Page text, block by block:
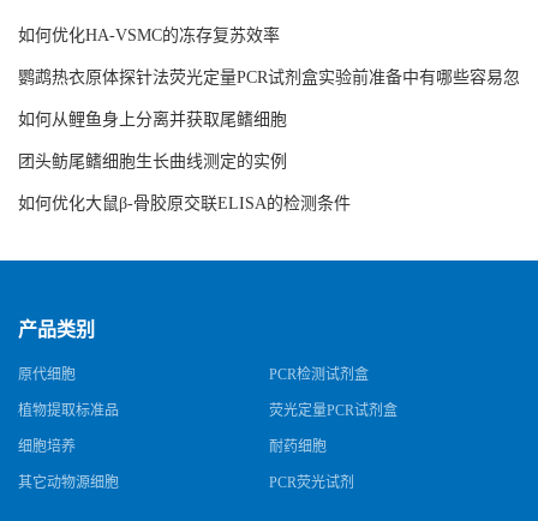
如何优化HA-VSMC的冻存复苏效率
鹦鹉热衣原体探针法荧光定量PCR试剂盒实验前准备中有哪些容易忽
略的细节
如何从鲤鱼身上分离并获取尾鳍细胞
团头鲂尾鳍细胞生长曲线测定的实例
如何优化大鼠β-骨胶原交联ELISA的检测条件
产品类别
原代细胞 PCR检测试剂盒
植物提取标准品 荧光定量PCR试剂盒
细胞培养 耐药细胞
其它动物源细胞 PCR荧光试剂